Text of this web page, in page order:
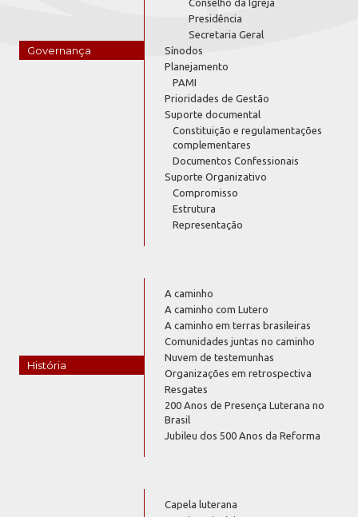
Governança
Conselho da Igreja
Presidência
Secretaria Geral
Sínodos
Planejamento
PAMI
Prioridades de Gestão
Suporte documental
Constituição e regulamentações
complementares
Documentos Confessionais
Suporte Organizativo
Compromisso
Estrutura
Representação
História
A caminho
A caminho com Lutero
A caminho em terras brasileiras
Comunidades juntas no caminho
Nuvem de testemunhas
Organizações em retrospectiva
Resgates
200 Anos de Presença Luterana no
Brasil
Jubileu dos 500 Anos da Reforma
Capela luterana